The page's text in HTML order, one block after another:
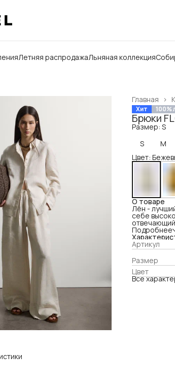
Летняя распродажаЛьняная коллекция
Главная ›
Хит 100%
Брюки
Размер: S
S
M
Цвет:
О товаре
Лён -
себе
эластичный
Подробнее
Артикул
Размер
Цвет
Все